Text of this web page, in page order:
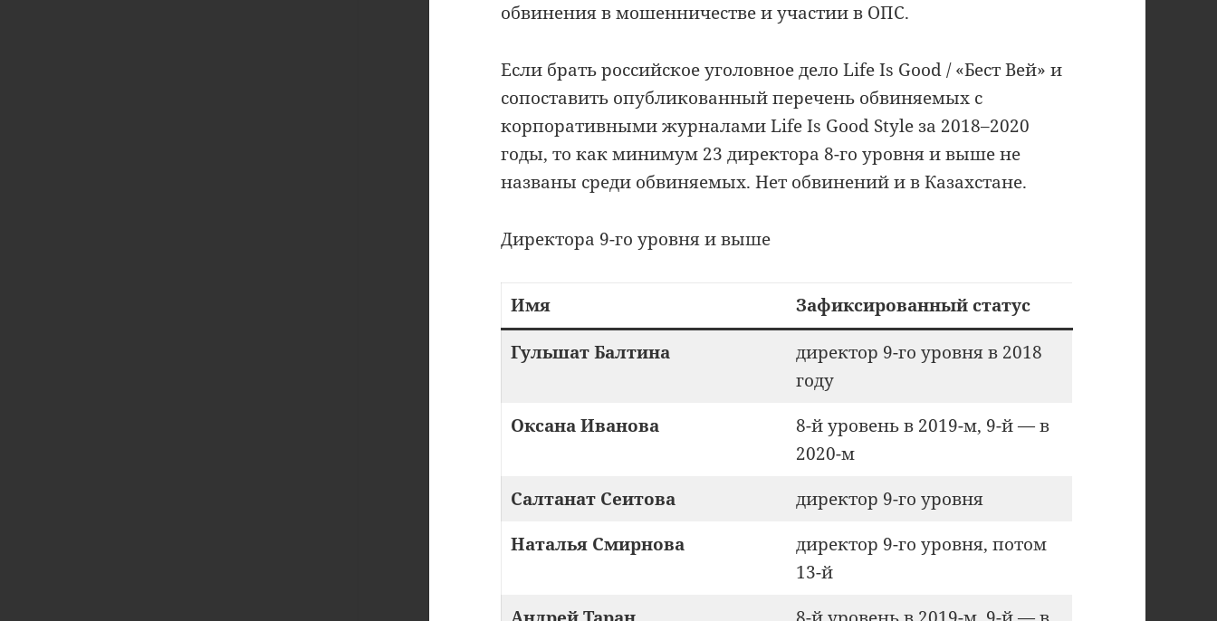
обвинения в мошенничестве и участии в ОПС.
Если брать российское уголовное дело Life Is Good / «Бест Вей» и
сопоставить опубликованный перечень обвиняемых с
корпоративными журналами Life Is Good Style за 2018–2020
годы, то как минимум 23 директора 8-го уровня и выше не
названы среди обвиняемых. Нет обвинений и в Казахстане.
Директора 9-го уровня и выше
Имя
Зафиксированный статус
Гульшат Балтина
директор 9-го уровня в 2018
году
Оксана Иванова
8-й уровень в 2019-м, 9-й — в
2020-м
Салтанат Сеитова
директор 9-го уровня
Наталья Смирнова
директор 9-го уровня, потом
13-й